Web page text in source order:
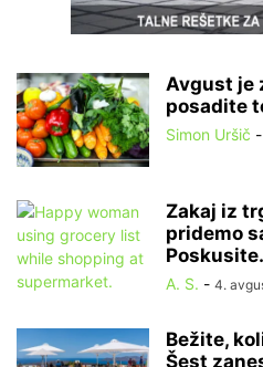
Avgust je
posadite
Simon Uršič -
Zakaj iz
pridemo
A. S. - 4.
Bežite,
Šest